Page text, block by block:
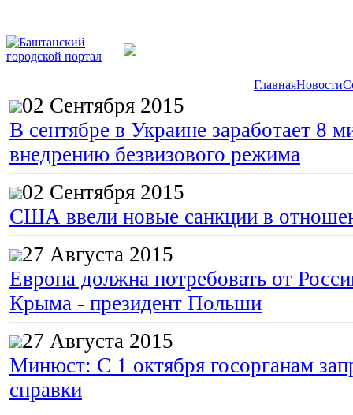
ГлавнаяНовости
02 Сентября 2015
В сентябре в Украине заработает 8
внедрению безвизового режима
02 Сентября 2015
США ввели новые санкции в
27 Августа 2015
Европа должна потребовать от
Крыма - президент Польши
27 Августа 2015
Минюст: С 1 октября госорганам
справки